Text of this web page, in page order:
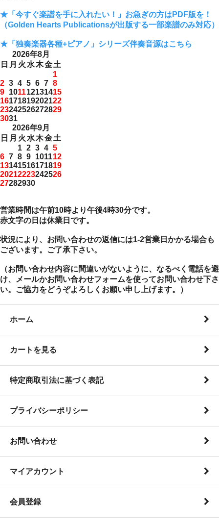
★「今すぐ楽譜を手に入れたい！」お急ぎの方はPDF版を！
（Golden Hearts Publicationsが出版する一部楽譜のみ対応）
★「独奏楽器各種+ピアノ」シリーズ伴奏音源はこちら
2026年8月
日 月 火 水木金土
1
2 3 4 5 6 7 8
9 101112131415
16171819202122
23242526272829
3031
2026年9月
日 月 火 水木金土
1 2 3 4 5
6 7 8 9 101112
13141516171819
20212223242526
27282930
営業時間は午前10時より午後4時30分です。
赤文字の日は休業日です。
状況により、お問い合わせの返信には1-2営業日かかる場合も
ございます。ご了承下さい。
（お問い合わせ内容に間違いがないように、なるべく電話を避
け、メールかお問い合わせフォームを使ってお問い合わせ下さ
い。ご協力をどうぞよろしくお願い申し上げます。）
ホーム
カートを見る
特定商取引法に基づく表記
プライバシーポリシー
お問い合わせ
マイアカウント
会員登録